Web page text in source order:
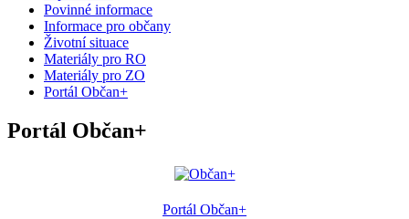
Povinné informace
Informace pro občany
Životní situace
Materiály pro RO
Materiály pro ZO
Portál Občan+
Portál Občan+
Portál Občan+